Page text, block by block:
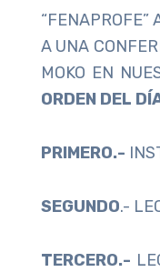
“FENAPROFE”
A UNA
MOKO EN
ORDEN DEL
PRIMERO.-
SEGUNDO.-
TERCERO.-